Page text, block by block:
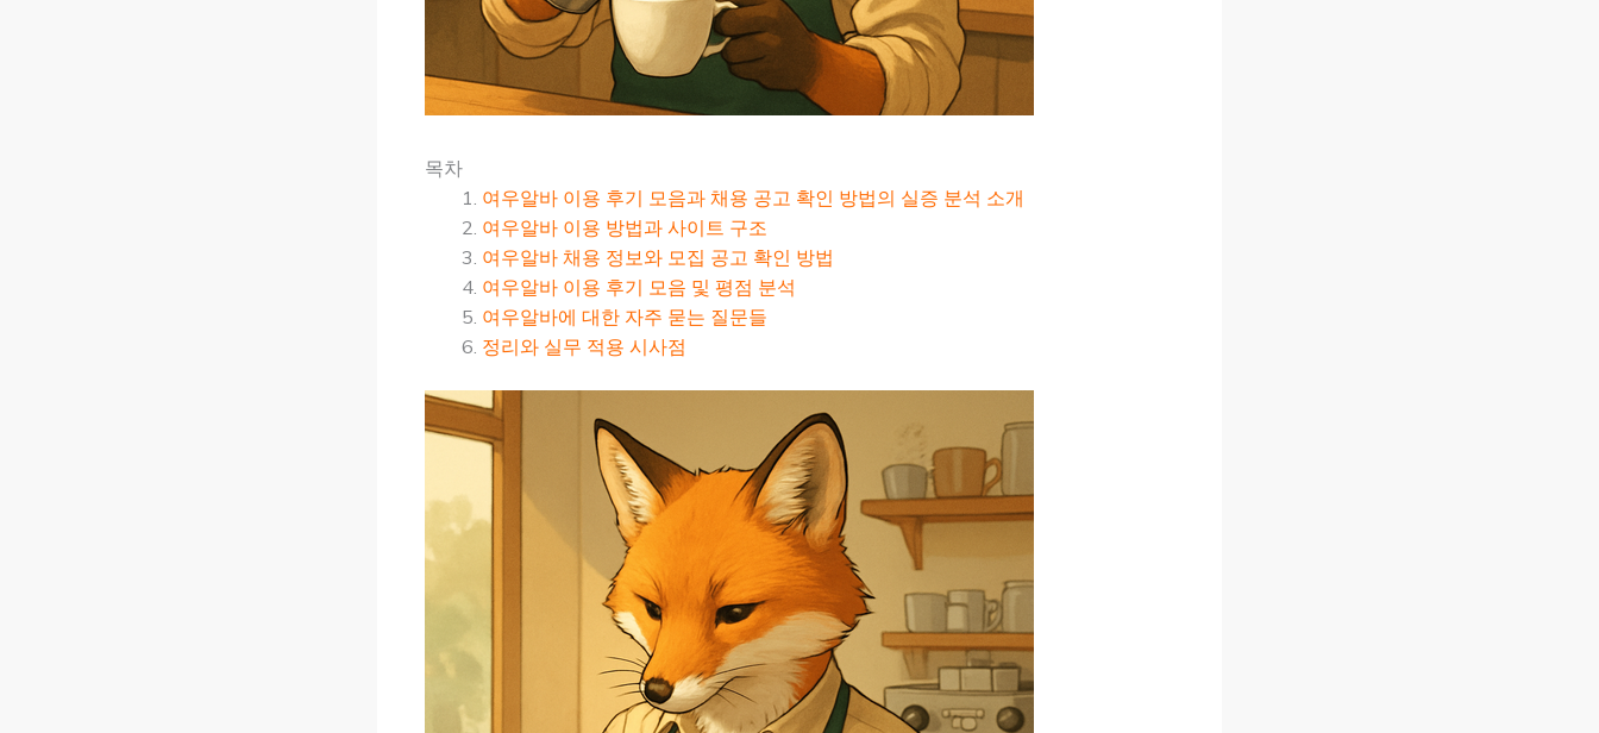
목차
여우알바 이용 후기 모음과 채용 공고 확인 방법의 실증 분석 소개
여우알바 이용 방법과 사이트 구조
여우알바 채용 정보와 모집 공고 확인 방법
여우알바 이용 후기 모음 및 평점 분석
여우알바에 대한 자주 묻는 질문들
정리와 실무 적용 시사점